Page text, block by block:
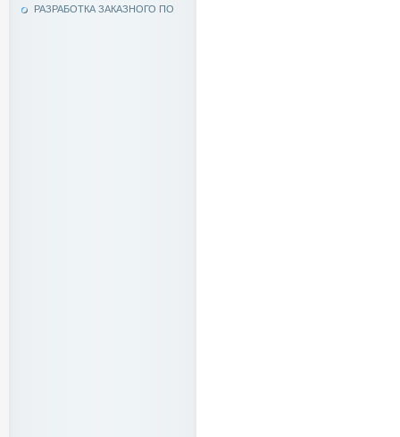
РАЗРАБОТКА ЗАКАЗНОГО ПО